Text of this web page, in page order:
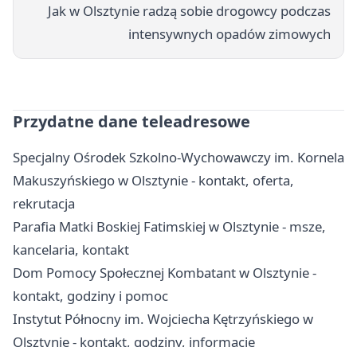
Jak w Olsztynie radzą sobie drogowcy podczas
intensywnych opadów zimowych
Przydatne dane teleadresowe
Specjalny Ośrodek Szkolno-Wychowawczy im. Kornela
Makuszyńskiego w Olsztynie - kontakt, oferta,
rekrutacja
Parafia Matki Boskiej Fatimskiej w Olsztynie - msze,
kancelaria, kontakt
Dom Pomocy Społecznej Kombatant w Olsztynie -
kontakt, godziny i pomoc
Instytut Północny im. Wojciecha Kętrzyńskiego w
Olsztynie - kontakt, godziny, informacje